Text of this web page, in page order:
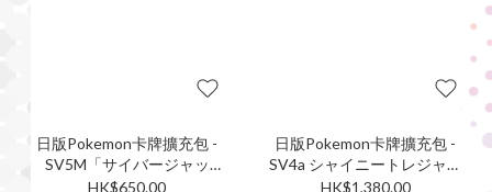
日版Pokemon卡牌擴充包 -
SV5M「サイバージャッ
ジ」 (原盒)
HK$650.00
日版Pokemon卡牌擴充包 -
SV4a シャイニートレジャー
ex (原盒)
HK$1,380.00